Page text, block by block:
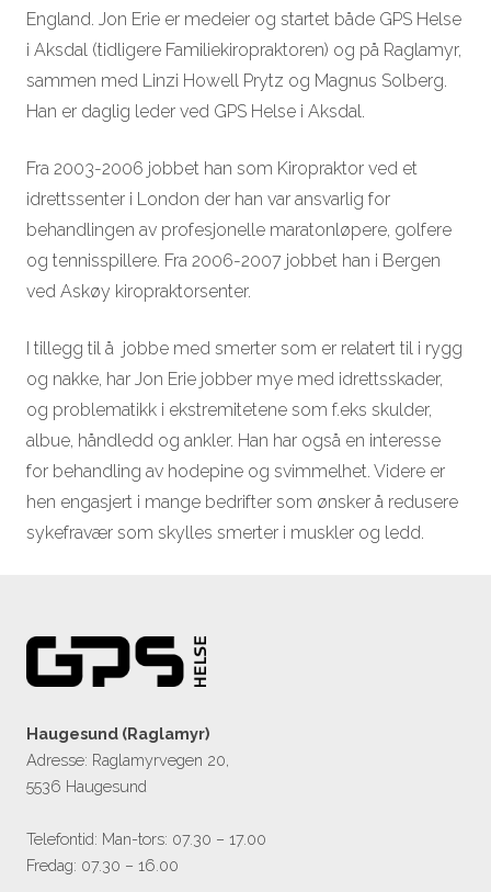
England. Jon Erie er medeier og startet både GPS Helse
i Aksdal (tidligere Familiekiropraktoren) og på Raglamyr,
sammen med Linzi Howell Prytz og Magnus Solberg.
Han er daglig leder ved GPS Helse i Aksdal.
Fra 2003-2006 jobbet han som Kiropraktor ved et
idrettssenter i London der han var ansvarlig for
behandlingen av profesjonelle maratonløpere, golfere
og tennisspillere. Fra 2006-2007 jobbet han i Bergen
ved Askøy kiropraktorsenter.
I tillegg til å jobbe med smerter som er relatert til i rygg
og nakke, har Jon Erie jobber mye med idrettsskader,
og problematikk i ekstremitetene som f.eks skulder,
albue, håndledd og ankler. Han har også en interesse
for behandling av hodepine og svimmelhet. Videre er
hen engasjert i mange bedrifter som ønsker å redusere
sykefravær som skylles smerter i muskler og ledd.
Haugesund (Raglamyr)
Adresse: Raglamyrvegen 20,
5536 Haugesund
Telefontid: Man-tors: 07.30 – 17.00
Fredag: 07.30 – 16.00